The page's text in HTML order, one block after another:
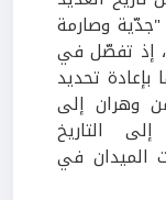
"جدّية وصارمة
إذ تفصّل في
تحديد
وهران إلى
التاريخ
الميدان في